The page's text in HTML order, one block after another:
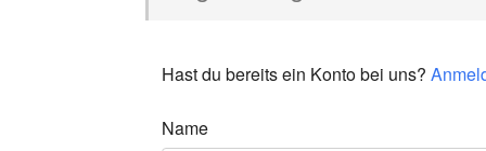
Hast du bereits ein Konto bei uns?
Name